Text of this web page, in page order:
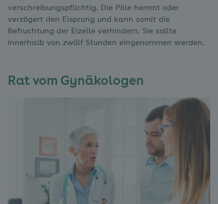
verschreibungspflichtig. Die Pille hemmt oder
verzögert den Eisprung und kann somit die
Befruchtung der Eizelle verhindern. Sie sollte
innerhalb von zwölf Stunden eingenommen werden.
Rat vom Gynäkologen